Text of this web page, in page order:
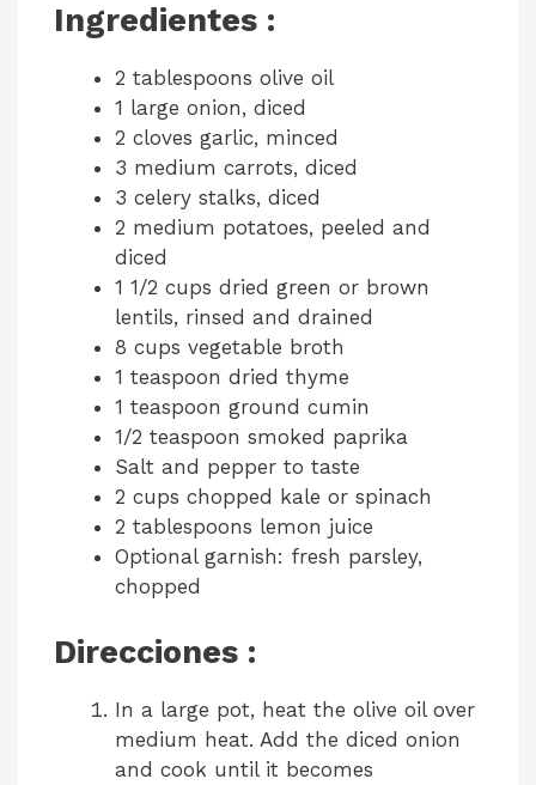
Ingredientes :
2 tablespoons olive oil
1 large onion, diced
2 cloves garlic, minced
3 medium carrots, diced
3 celery stalks, diced
2 medium potatoes, peeled and
diced
1 1/2 cups dried green or brown
lentils, rinsed and drained
8 cups vegetable broth
1 teaspoon dried thyme
1 teaspoon ground cumin
1/2 teaspoon smoked paprika
Salt and pepper to taste
2 cups chopped kale or spinach
2 tablespoons lemon juice
Optional garnish: fresh parsley,
chopped
Direcciones :
In a large pot, heat the olive oil over
medium heat. Add the diced onion
and cook until it becomes